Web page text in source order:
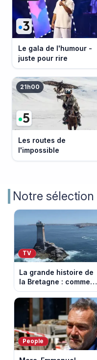
Le gala de l'humour -
juste pour rire
21h00
Les routes de
l'impossible
Notre
TV
La grande histoire de
la Bretagne : comment
les Bretons ont
défendu leur culture
au fil des décennies
People